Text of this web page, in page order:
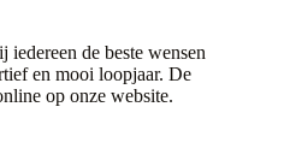
iedereen de beste wensen
en mooi loopjaar. De
op onze website.